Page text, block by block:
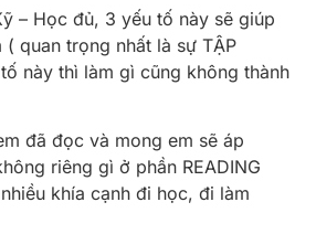
– Học đủ, 3 yếu tố này sẽ giúp
quan trọng nhất là sự TẬP
này thì làm gì cũng không thành
đã đọc và mong em sẽ áp
riêng gì ở phần READING
khía cạnh đi học, đi làm